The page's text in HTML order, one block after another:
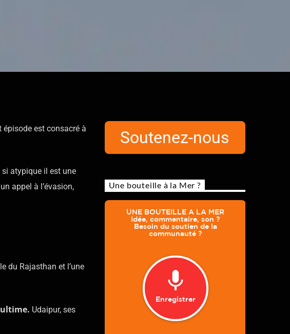
épisode est consacré à
si atypique il est une
appel à l’évasion,
du Rajasthan et l’une
Udaipur, ses
Soutenez-nous
Une bouteille à la Mer ?